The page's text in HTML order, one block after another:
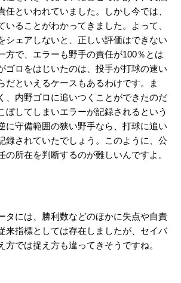
任といわれていました。しかし今では、
いることがわかってきました。よって、
シェアしないと、正しい評価はできない
方で、エラーも野手の責任が100％とは
ゴロをはじいたのは、投手が打球の速い
だといえるケースもあるわけです。ま
、内野ゴロに追いつくことができたのだ
ぼしてしまいエラーが記録されるという
に守備範囲の狭い野手なら、打球に追い
録されていたでしょう。このように、公
の所在を判断するのが難しいんですよ。
タには、勝利数などのほかに失点や自責
来指標としては存在しましたが、セイバ
方では捉え方も違ってきそうですね。